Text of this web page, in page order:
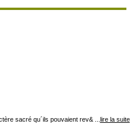
sacré qu´ils pouvaient rev& ... lire la suite